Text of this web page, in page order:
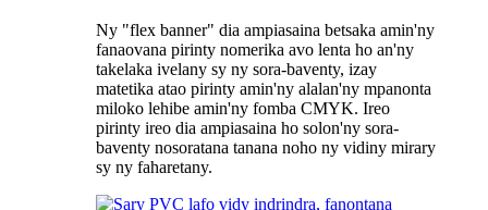
Ny "flex banner" dia ampiasaina betsaka amin'ny
fanaovana pirinty nomerika avo lenta ho an'ny
takelaka ivelany sy ny sora-baventy, izay
matetika atao pirinty amin'ny alalan'ny mpanonta
miloko lehibe amin'ny fomba CMYK. Ireo
pirinty ireo dia ampiasaina ho solon'ny sora-
baventy nosoratana tanana noho ny vidiny mirary
sy ny faharetany.